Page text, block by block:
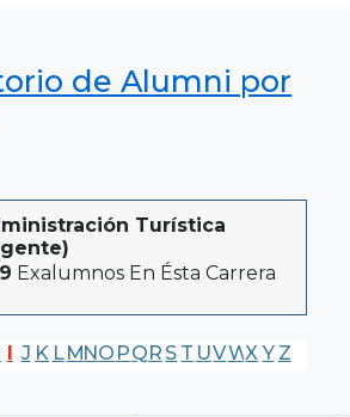
de Alumni por
Turística
Exalumnos En Ésta Carrera
I J K LMNO PQR S T UVWX Y Z